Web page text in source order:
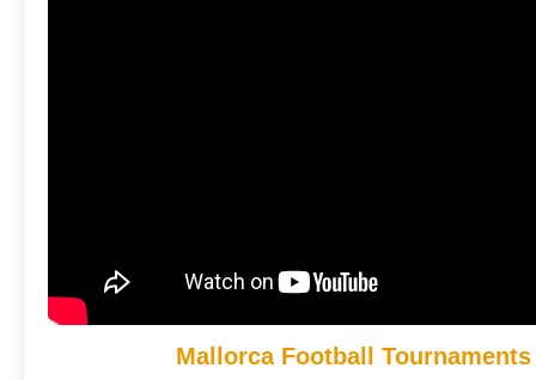
Mallorca Football Tournaments